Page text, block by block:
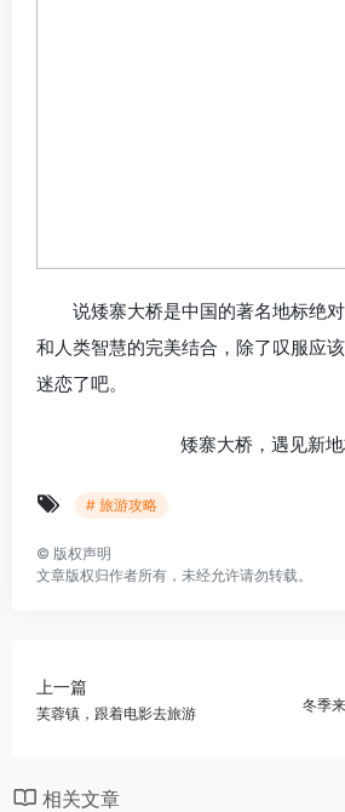
说矮寨大桥是中国的著名地标绝对
和人类智慧的完美结合，除了叹服应
迷恋了吧。
矮寨大桥，遇见新
# 旅游攻略
© 版权声明
文章版权归作者所有，未经允许请勿转载。
上一篇
芙蓉镇，跟着电影去旅游
冬季
相关文章